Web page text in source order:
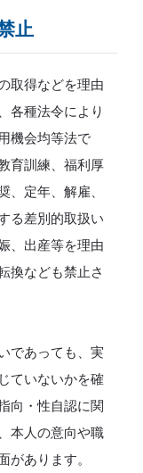
止
取得などを理由
各種法令により
機会均等法で
育訓練、福利厚
、定年、解雇、
る差別的取扱い
、出産等を理由
換なども禁止さ
であっても、実
ていないかを確
向・性自認に関
本人の意向や職
があります。